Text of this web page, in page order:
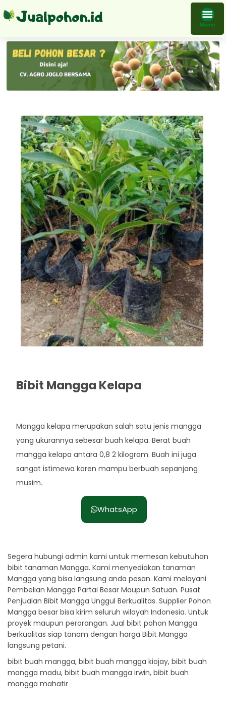
Bibit Mangga Kelapa Harga Terbaik Petani
Bibit Mangga Kelapa
Mangga kelapa merupakan salah satu jenis mangga
yang ukurannya sebesar buah kelapa. Berat buah
mangga kelapa antara 0,8 2 kilogram. Buah ini juga
sangat istimewa karen mampu berbuah sepanjang
musim.
WhatsApp
Segera hubungi admin kami untuk memesan kebutuhan
bibit tanaman Mangga. Kami menyediakan tanaman
Mangga yang bisa langsung anda pesan. Kami melayani
Pembelian Mangga Partai Besar Maupun Satuan. Pusat
Penjualan Bibit Mangga Unggul Berkualitas. Supplier Pohon
Mangga besar bisa kirim seluruh wilayah Indonesia. Untuk
proyek maupun perorangan. Jual bibit pohon Mangga
berkualitas siap tanam dengan harga Bibit Mangga
langsung petani.
bibit buah mangga, bibit buah mangga kiojay, bibit buah
mangga madu, bibit buah mangga irwin, bibit buah
mangga mahatir